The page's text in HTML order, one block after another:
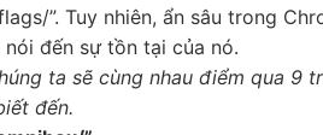
”. Tuy nhiên, ẩn sâu trong
đến sự tồn tại của nó.
ta sẽ cùng nhau điểm qua 9
đến.